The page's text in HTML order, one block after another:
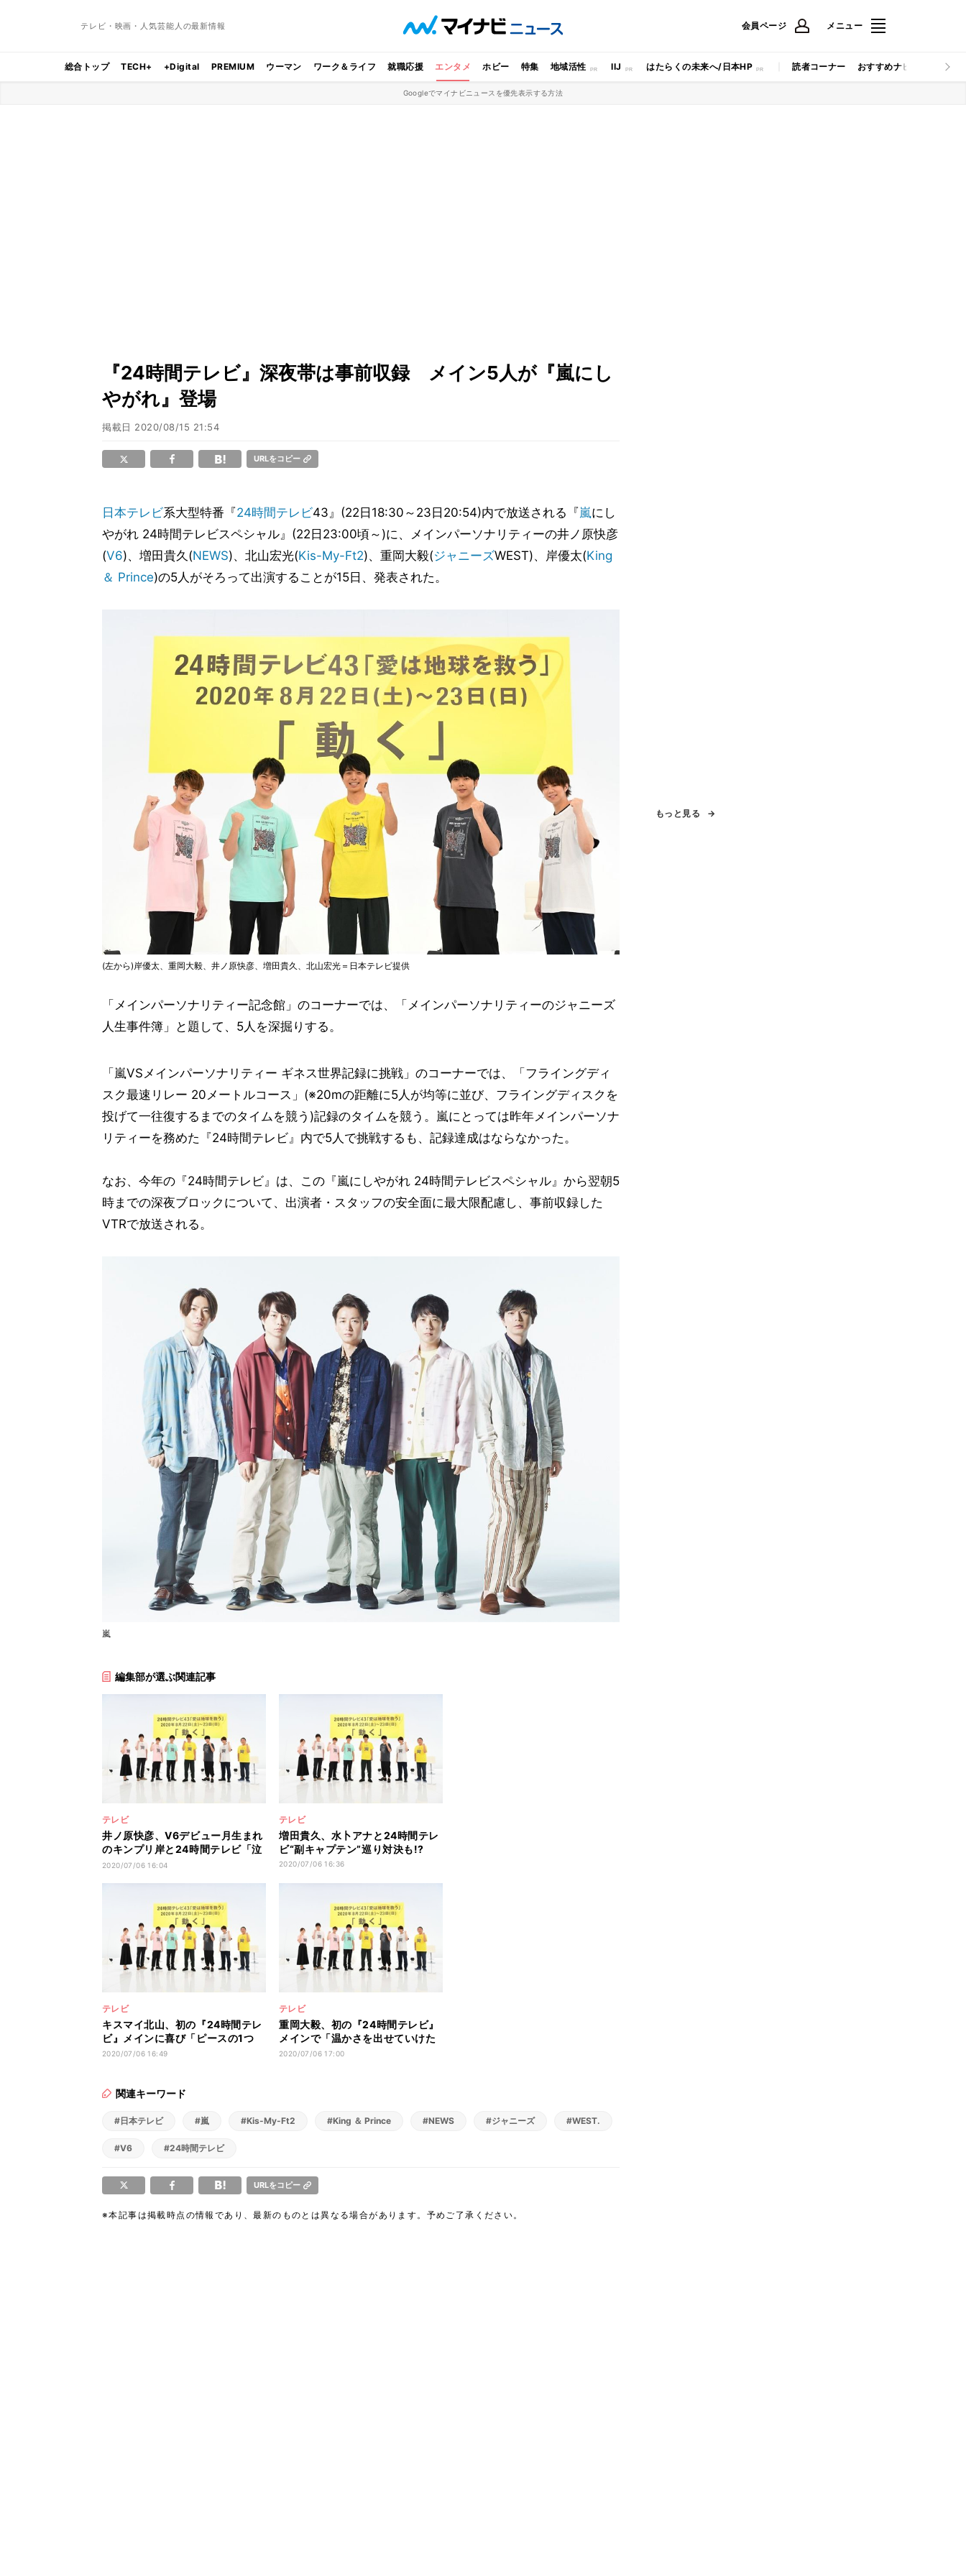
テレビ・映画・人気芸能人の最新情報 会員ページ メニュー
総合トップ TECH+ +Digital PREMIUM ウーマン ワーク＆ライフ 就職応援 エンタメ ホビー 特集 地域活性 IIJ はたらくの未来へ/日本HP 読者コーナー おすすめナビ マイナビ
Googleでマイナビニュースを優先表示する方法
『24時間テレビ』深夜帯は事前収録 メイン5人が『嵐にし
やがれ』登場
掲載日 2020/08/15 21:54
URLをコピー
日本テレビ系大型特番『24時間テレビ43』(22日18:30～23日20:54)内で放送される『嵐にし
やがれ 24時間テレビスペシャル』(22日23:00頃～)に、メインパーソナリティーの井ノ原快彦
(V6)、増田貴久(NEWS)、北山宏光(Kis-My-Ft2)、重岡大毅(ジャニーズWEST)、岸優太(King
＆ Prince)の5人がそろって出演することが15日、発表された。
(左から)岸優太、重岡大毅、井ノ原快彦、増田貴久、北山宏光＝日本テレビ提供
「メインパーソナリティー記念館」のコーナーでは、「メインパーソナリティーのジャニーズ
人生事件簿」と題して、5人を深掘りする。
「嵐VSメインパーソナリティー ギネス世界記録に挑戦」のコーナーでは、「フライングディ
スク最速リレー 20メートルコース」(※20mの距離に5人が均等に並び、フライングディスクを
投げて一往復するまでのタイムを競う)記録のタイムを競う。嵐にとっては昨年メインパーソナ
リティーを務めた『24時間テレビ』内で5人で挑戦するも、記録達成はならなかった。
なお、今年の『24時間テレビ』は、この『嵐にしやがれ 24時間テレビスペシャル』から翌朝5
時までの深夜ブロックについて、出演者・スタッフの安全面に最大限配慮し、事前収録した
VTRで放送される。
嵐
編集部が選ぶ関連記事
テレビ
井ノ原快彦、V6デビュー月生まれ
のキンプリ岸と24時間テレビ「泣
けてきちゃうよ」
2020/07/06 16:04
テレビ
増田貴久、水卜アナと24時間テレ
ビ“副キャプテン”巡り対決も!?
2020/07/06 16:36
テレビ
キスマイ北山、初の『24時間テレ
ビ』メインに喜び「ピースの1つ
に」
2020/07/06 16:49
テレビ
重岡大毅、初の『24時間テレビ』
メインで「温かさを出せていけた
ら」
2020/07/06 17:00
関連キーワード
#日本テレビ #嵐 #Kis-My-Ft2 #King ＆ Prince #NEWS #ジャニーズ #WEST.
#V6 #24時間テレビ
URLをコピー
※本記事は掲載時点の情報であり、最新のものとは異なる場合があります。予めご了承ください。
もっと見る